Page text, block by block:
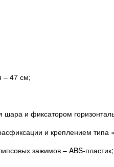
– 47 см;
и фиксатором
и креплением
зажимов – ABS-пластик;